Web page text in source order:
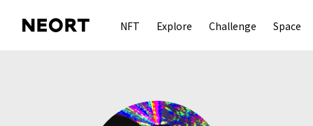
NFT Explore Challenge Space